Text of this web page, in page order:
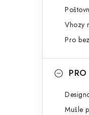
Vhozy
Pro
PRO
Mušle